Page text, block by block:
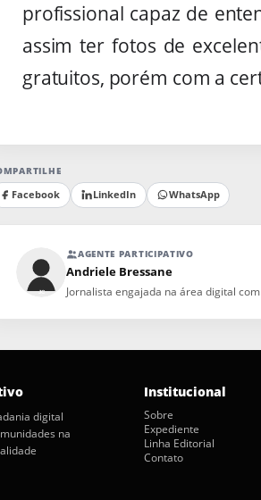
profissional capaz de
assim ter fotos de
gratuitos, porém com a
Facebook LinkedIn WhatsApp
AGENTE PARTICIPATIVO
Andriele Bressane
Jornalista engajada na área digital
digital
na
Institucional
Sobre
Expediente
Linha Editorial
Contato